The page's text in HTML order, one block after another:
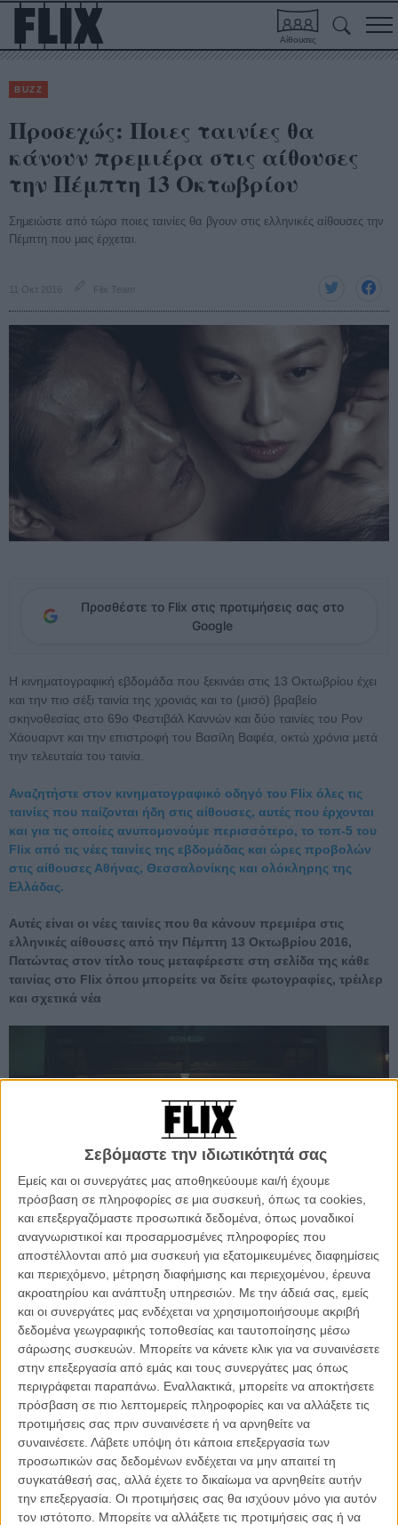
Σεβόμαστε την ιδιωτικότητά σας
Εμείς και οι συνεργάτες μας αποθηκεύουμε και/ή έχουμε
πρόσβαση σε πληροφορίες σε μια συσκευή, όπως τα cookies,
και επεξεργαζόμαστε προσωπικά δεδομένα, όπως μοναδικοί
αναγνωριστικοί και προσαρμοσμένες πληροφορίες που
αποστέλλονται από μια συσκευή για εξατομικευμένες διαφημίσεις
και περιεχόμενο, μέτρηση διαφήμισης και περιεχομένου, έρευνα
ακροατηρίου και ανάπτυξη υπηρεσιών. Με την άδειά σας, εμείς
και οι συνεργάτες μας ενδέχεται να χρησιμοποιήσουμε ακριβή
δεδομένα γεωγραφικής τοποθεσίας και ταυτοποίησης μέσω
σάρωσης συσκευών. Μπορείτε να κάνετε κλικ για να συναινέσετε
στην επεξεργασία από εμάς και τους συνεργάτες μας όπως
περιγράφεται παραπάνω. Εναλλακτικά, μπορείτε να αποκτήσετε
πρόσβαση σε πιο λεπτομερείς πληροφορίες και να αλλάξετε τις
προτιμήσεις σας πριν συναινέσετε ή να αρνηθείτε να
συναινέσετε. Λάβετε υπόψη ότι κάποια επεξεργασία των
προσωπικών σας δεδομένων ενδέχεται να μην απαιτεί τη
συγκατάθεσή σας, αλλά έχετε το δικαίωμα να αρνηθείτε αυτήν
την επεξεργασία. Οι προτιμήσεις σας θα ισχύουν μόνο για αυτόν
τον ιστότοπο. Μπορείτε να αλλάξετε τις προτιμήσεις σας ή να
Αίθουσες
BUZZ
Προσεχώς: Ποιες ταινίες θα
κάνουν πρεμιέρα στις αίθουσες
την Πέμπτη 13 Οκτωβρίου
Σημειώστε από τώρα ποιες ταινίες θα βγουν στις ελληνικές αίθουσες την
Πέμπτη που μας έρχεται.
11 Οκτ 2016 Flix Team
Προσθέστε το Flix στις προτιμήσεις σας στο
Google
H κινηματογραφική εβδομάδα που ξεκινάει στις 13 Οκτωβρίου έχει
και την πιο σέξι ταινία της χρονιάς και το (μισό) βραβείο
σκηνοθεσίας στο 69ο Φεστιβάλ Καννών και δύο ταινίες του Ρον
Χάουαρντ και την επιστροφή του Βασίλη Βαφέα, οκτώ χρόνια μετά
την τελευταία του ταινία.
Αναζητήστε στον κινηματογραφικό οδηγό του Flix όλες τις
ταινίες που παίζονται ήδη στις αίθουσες, αυτές που έρχονται
και για τις οποίες ανυπομονούμε περισσότερο, το τοπ-5 του
Flix από τις νέες ταινίες της εβδομάδας και ώρες προβολών
στις αίθουσες Αθήνας, Θεσσαλονίκης και ολόκληρης της
Ελλάδας.
Αυτές είναι οι νέες ταινίες που θα κάνουν πρεμιέρα στις
ελληνικές αίθουσες από την Πέμπτη 13 Οκτωβρίου 2016,
Πατώντας στον τίτλο τους μεταφέρεστε στη σελίδα της κάθε
ταινίας στο Flix όπου μπορείτε να δείτε φωτογραφίες, τρέιλερ
και σχετικά νέα
Η Υπηρέτρια (The Handmaiden) του Παρκ Τσαν-γουκ
/ Τη
δεκαετία του 1930 στην Κορέα, κατά την περίοδο της ιαπωνικής
κατοχής, μια νέα κοπέλα προσλαμβάνεται ως υπηρέτρια σε μια
Γιαπωνέζα κληρονόμο που ζει μια μοναχική ζωή σε ένα μεγάλο
κτήμα στην ύπαιθρο, με τον αυταρχικό θείο της. Αλλά η υπηρέτρια
έχει ένα μυστικό. Είναι μία πορτοφολού που έχει προσληφθεί από
έναν απατεώνα, ώστε να αποπλανήσει την κληρονόμο, να της
κλέψουν την περιουσία και τέλος να την κλείσουν στο τρελοκομείο.
Τα πράγματα φαίνεται να προχωρούν σύμφωνα με το σχέδιο, μέχρι
που οι δύο γυναίκες «ανακαλύπτουν» μεταξύ τους μερικές
απρόσμενες συγκινήσεις. O Παρκ Τσαν-γουκ επιστρέφει σε φόρμα
και σκηνοθετεί αυτό που είναι μάλλον με διαφορά η πιο σέξι ταινία
της χρονιάς.
Διαβάστε εδώ όλα όσα πρέπει να γνωρίζετε για την
«Υπηρέτρια».
/ Διανομή: Ama Films